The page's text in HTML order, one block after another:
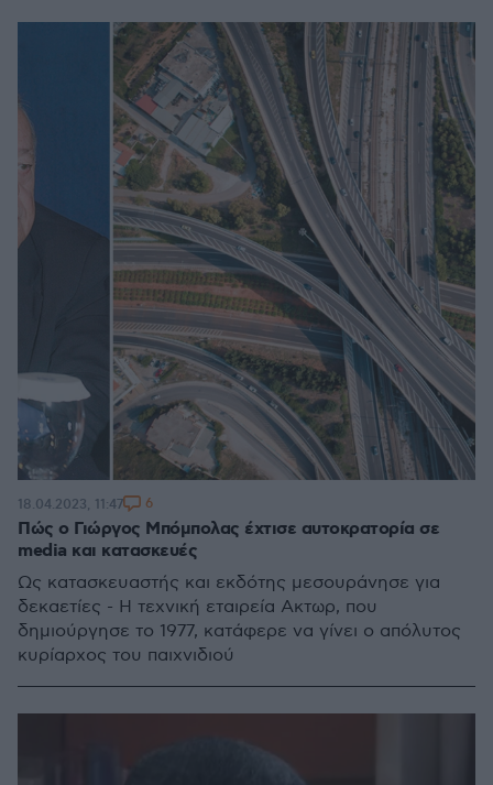
Πώς ο Γιώργος Μπόμπολας έχτισε αυτοκρατορία σε
media και κατασκευές
Ως κατασκευαστής και εκδότης μεσουράνησε για
δεκαετίες - Η τεχνική εταιρεία Ακτωρ, που
δημιούργησε το 1977, κατάφερε να γίνει ο απόλυτος
κυρίαρχος του παιχνιδιού
18.04.2023, 11:47 6